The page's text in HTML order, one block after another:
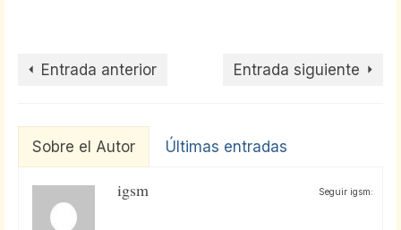
Entrada anterior Entrada siguiente
Sobre el Autor Últimas entradas
Seguir igsm:
igsm